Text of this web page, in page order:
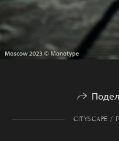
CITYSCAPE